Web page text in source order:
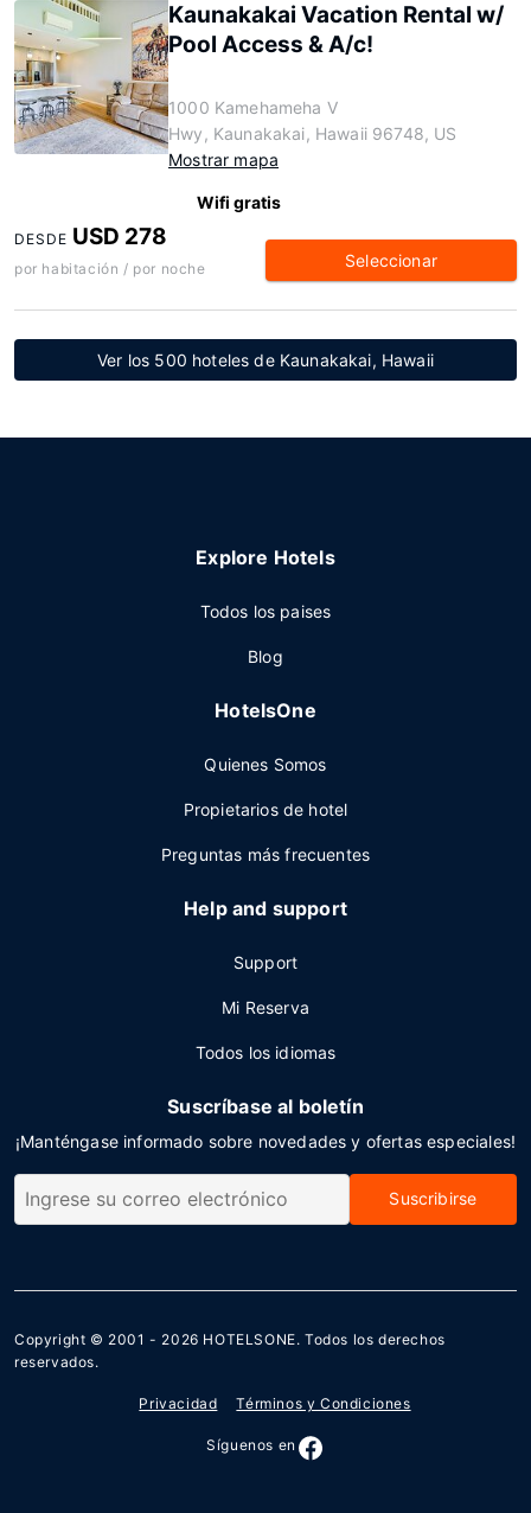
Kaunakakai Vacation Rental w/
Pool Access & A/c!
1000 Kamehameha V
Hwy, Kaunakakai, Hawaii 96748, US
Mostrar mapa
Wifi gratis
DESDE USD 278
por habitación / por noche Seleccionar
Ver los 500 hoteles de Kaunakakai, Hawaii
Explore Hotels
Todos los paises
Blog
HotelsOne
Quienes Somos
Propietarios de hotel
Preguntas más frecuentes
Help and support
Support
Mi Reserva
Todos los idiomas
Suscríbase al boletín
¡Manténgase informado sobre novedades y ofertas especiales!
Suscribirse
Copyright © 2001 - 2026 HOTELSONE. Todos los derechos
reservados.
Privacidad Términos y Condiciones
Síguenos en